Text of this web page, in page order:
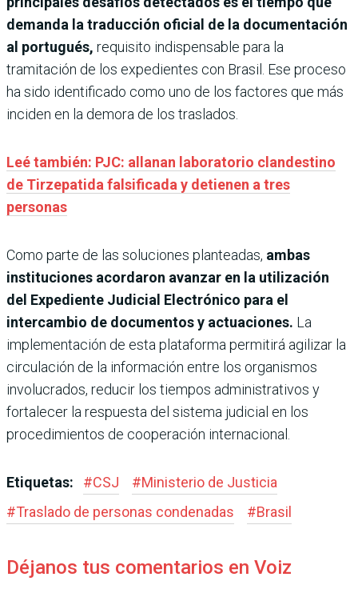
demanda la traducción oficial de la documentación
al portugués, requisito indispensable para la
tramitación de los expedientes con Brasil. Ese proceso
ha sido identificado como uno de los factores que más
inciden en la demora de los traslados.
Leé también: PJC: allanan laboratorio clandestino
de Tirzepatida falsificada y detienen a tres
personas
Como parte de las soluciones planteadas, ambas
instituciones acordaron avanzar en la utilización
del Expediente Judicial Electrónico para el
intercambio de documentos y actuaciones. La
implementación de esta plataforma permitirá agilizar la
circulación de la información entre los organismos
involucrados, reducir los tiempos administrativos y
fortalecer la respuesta del sistema judicial en los
procedimientos de cooperación internacional.
Etiquetas: #CSJ #Ministerio de Justicia
#Traslado de personas condenadas #Brasil
Déjanos tus comentarios en Voiz